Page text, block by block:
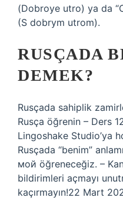
(Dobroye utro) ya da
(S dobrym utrom).
RUSÇADA
DEMEK?
Rusçada sahiplik
Rusça öğrenin – Ders
Lingoshake Studio’ya
Rusçada “benim”
мой öğreneceğiz. –
bildirimleri açmayı
kaçırmayın!22 Mart